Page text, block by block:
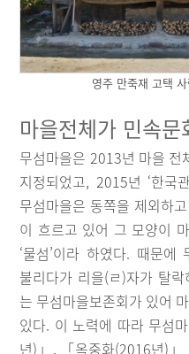
영주 만죽재 고택
마을전체가 민속
무섬마을은 2013년 마을 전
지정되었고, 2015년 ‘한국
무섬마을은 동쪽을 제외하
이 흐르고 있어 그 모양이
‘물섬’이라 하였다. 때문에
불리다가 리을(ㄹ)자가 탈
는 무섬마을보존회가 있어
있다. 이 노력에 따라 무섬
년)」, 「옥중화(2016년)」